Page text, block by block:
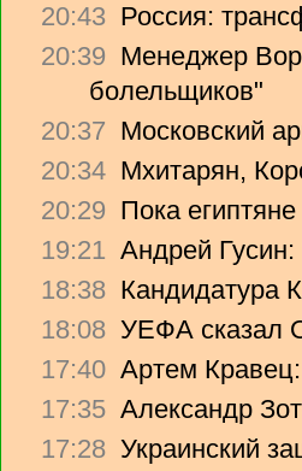
20:43 Россия:
20:39 Менеджер
болельщиков"
20:37 Московский
20:34 Мхитарян,
20:29 Пока
19:21 Андрей
18:38 Кандидатура
18:08 УЕФА сказал
17:40 Артем
17:35 Александр
17:28 Украинский